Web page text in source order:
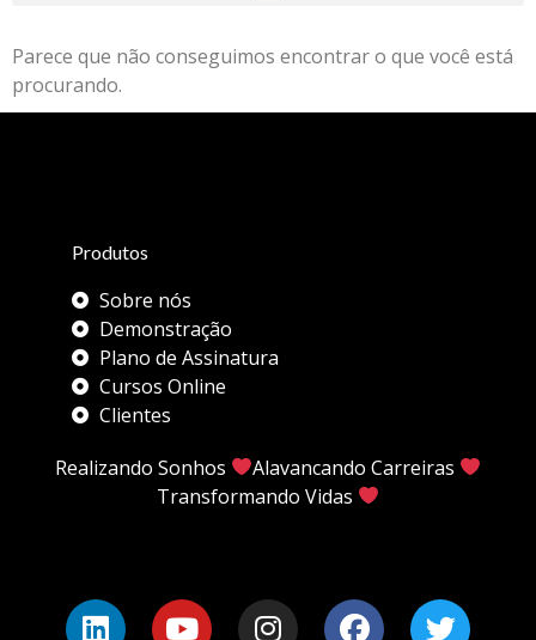
Parece que não conseguimos encontrar o que você está
procurando.
Produtos
Sobre nós
Demonstração
Plano de Assinatura
Cursos Online
Clientes
Realizando Sonhos
Alavancando Carreiras
Transformando Vidas